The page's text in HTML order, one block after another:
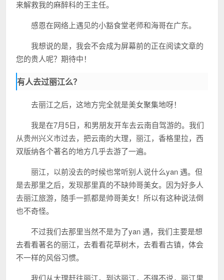
来解救我的麻醉科的王主任。
感恩在网络上遇见的小豁食堂老师和海哥在广东。
我想说的是，我会不会成为屏幕前的正在阅读文章的
您的贵人呢？期待中！
有人去过丽江么？
去丽江之后，这地方完全就是美女聚集地呀！
我是在7月5日，和男朋友开车去云南自驾游的。我们
从贵州兴义市过去，把云南的大理，丽江，香格里拉，西
双版纳各个著名的地方几乎去游了一遍。
丽江，以前没去的时候也常听别人说什么yan 遇。但
是去那里之后，发现那里真的不缺帅哥美女。因为好多人
去丽江旅游，随手一抓都是帅哥美女！所以有这种说法倒
也不奇怪。
不过我们去那里当然不是为了yan 遇，我们主要是想
去看看著名的丽江，去看看花草树木，去看看古镇，体会
不一样的风俗习惯。
我们从大理赶往丽江。到达丽江，不得不说，丽江里